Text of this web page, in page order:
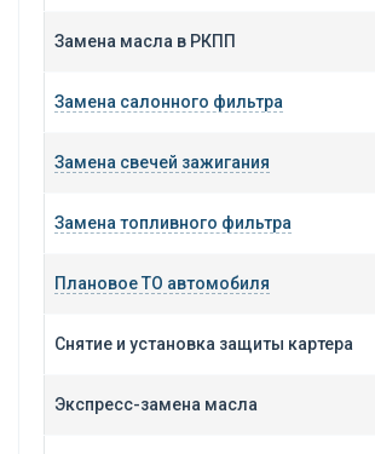
Замена масла в РКПП
Замена салонного фильтра
Замена свечей зажигания
Замена топливного фильтра
Плановое ТО автомобиля
Снятие и установка защиты картера
Экспресс-замена масла